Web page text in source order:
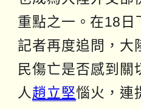
重點之一。在18
記者再度追問，大
民傷亡是否感到
人趙立堅惱火，連